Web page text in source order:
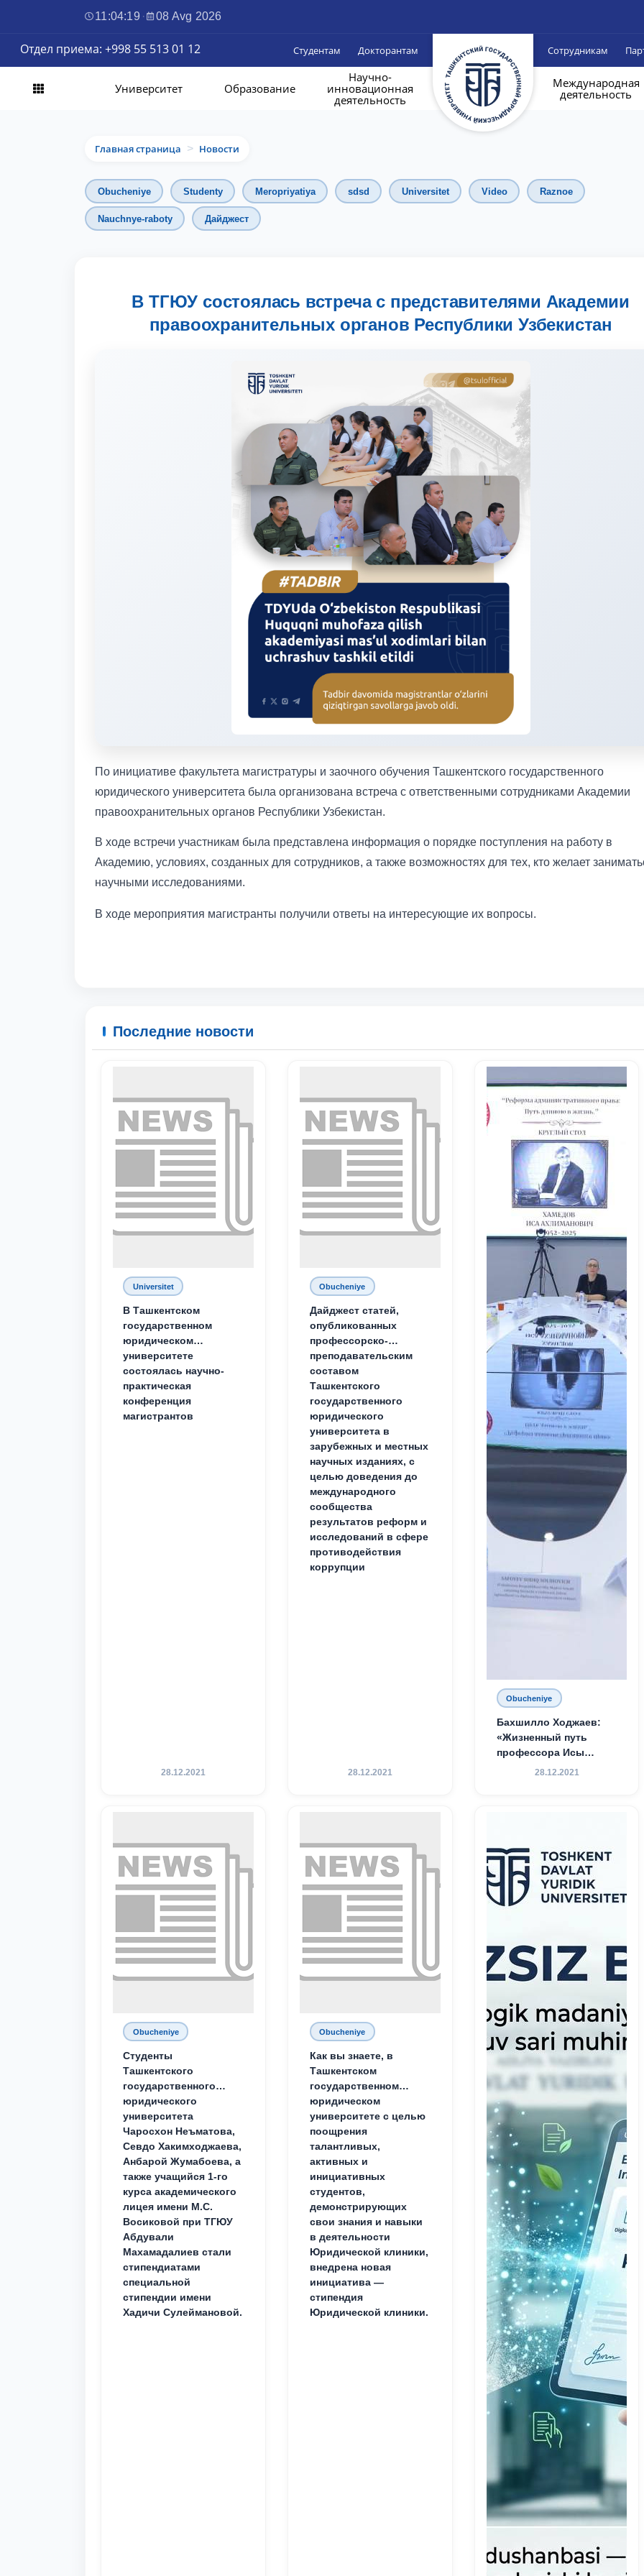
11:04:20 · 08 Avg 2026
Отдел приема: +998 55 513 01 12 Студентам Докторантам Сотрудникам
Университет Образование
Научно-
инновационная
деятельность
Международная
деятельность
Главная страница > Новости
Obucheniye Studenty Meropriyatiya sdsd Universitet Video Raznoe
Nauchnye-raboty Дайджест
В ТГЮУ состоялась встреча с представителями Академии
правоохранительных органов Республики Узбекистан
По инициативе факультета магистратуры и заочного обучения Ташкентского государственного
юридического университета была организована встреча с ответственными сотрудниками Академии
правоохранительных органов Республики Узбекистан.
В ходе встречи участникам была представлена информация о порядке поступления на работу в
Академию, условиях, созданных для сотрудников, а также возможностях для тех, кто желает
научными исследованиями.
В ходе мероприятия магистранты получили ответы на интересующие их вопросы.
Последние новости
Universitet
В Ташкентском
государственном
юридическом
университете
состоялась научно-
практическая
конференция
магистрантов
28.12.2021
Obucheniye
Дайджест статей,
опубликованных
профессорско-
преподавательским
составом
Ташкентского
государственного
юридического
университета в
зарубежных и местных
научных изданиях, с
целью доведения до
международного
сообщества
результатов реформ и
исследований в сфере
противодействия
коррупции
28.12.2021
Obucheniye
Бахшилло Ходжаев:
«Жизненный путь
профессора Исы
Хамедова — яркий
28.12.2021
Obucheniye
Студенты
Ташкентского
государственного
юридического
университета
Чаросхон Неъматова,
Севдо Хакимходжаева,
Анбарой Жумабоева, а
также учащийся 1-го
курса академического
лицея имени М.С.
Восиковой при ТГЮУ
Абдували
Махамадалиев стали
стипендиатами
специальной
стипендии имени
Хадичи Сулеймановой.
Obucheniye
Как вы знаете, в
Ташкентском
государственном
юридическом
университете с целью
поощрения
талантливых,
активных и
инициативных
студентов,
демонстрирующих
свои знания и навыки
в деятельности
Юридической клиники,
внедрена новая
инициатива —
стипендия
Юридической клиники.